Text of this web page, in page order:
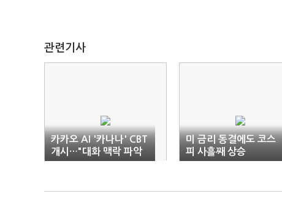
관련기사
카카오 AI '카나나' CBT
개시…"대화 맥락 파악
해 답변"
미 금리 동결에도 코스
피 사흘째 상승